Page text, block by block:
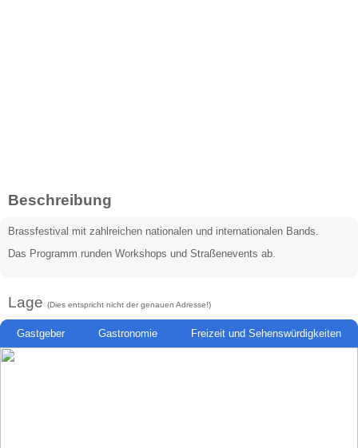
Beschreibung
Brassfestival mit zahlreichen nationalen und internationalen Bands.
Das Programm runden Workshops und Straßenevents ab.
Lage (Dies entspricht nicht der genauen Adresse!)
Gastgeber Gastronomie Freizeit und Sehenswürdigkeiten